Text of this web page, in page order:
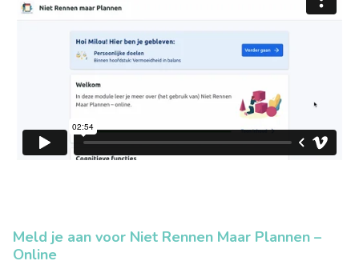
Meld je aan voor Niet Rennen Maar Plannen –
Online